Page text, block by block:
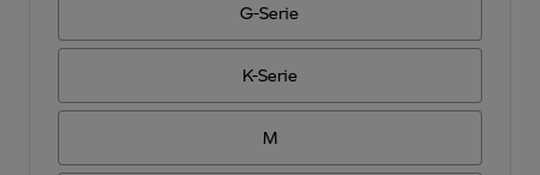
G-Serie
K-Serie
M